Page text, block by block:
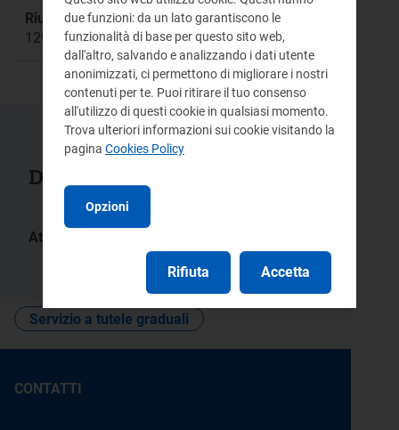
Riunione:
1296
Documenti collegati
Atti:
119/2024/R/eel
362/2023/R/eel
Servizio a tutele graduali
CONTATTI
due funzioni: da un lato garantiscono le
funzionalità di base per questo sito web,
dall'altro, salvando e analizzando i dati utente
anonimizzati, ci permettono di migliorare i nostri
contenuti per te. Puoi ritirare il tuo consenso
all'utilizzo di questi cookie in qualsiasi momento.
Trova ulteriori informazioni sui cookie visitando la
pagina Cookies Policy
Opzioni
Rifiuta Accetta